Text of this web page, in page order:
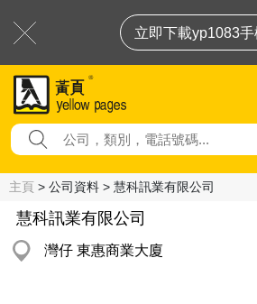
立即下載yp1083
主頁 > 公司資料 > 慧科訊業有限公司
慧科訊業有限公司
灣仔 東惠商業大廈